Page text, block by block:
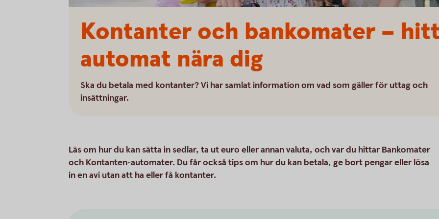
Kontanter och bankomater –
automat nära dig
Ska du betala med kontanter? Vi har samlat information om vad som gäller för uttag och
insättningar.
Läs om hur du kan sätta in sedlar, ta ut euro eller annan valuta, och var du hittar Bankomater
och Kontanten-automater. Du får också tips om hur du kan betala, ge bort pengar eller lösa
in en avi utan att ha eller få kontanter.